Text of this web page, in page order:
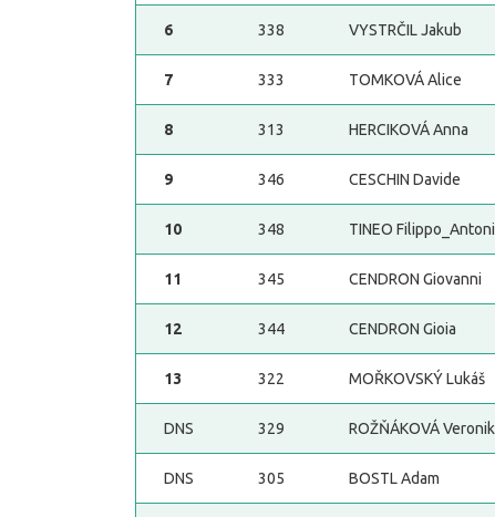
6 338 VYSTRČIL Jakub
7 333 TOMKOVÁ Alice
8 313 HERCIKOVÁ Anna
9 346 CESCHIN Davide
10 348 TINEO
11 345 CENDRON Giovanni
12 344 CENDRON Gioia
13 322 MOŘKOVSKÝ Lukáš
DNS 329 ROŽŇÁKOVÁ
DNS 305 BOSTL Adam